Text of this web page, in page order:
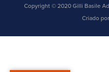
Copyright © 2020 Gilli Basile
Criado